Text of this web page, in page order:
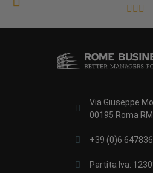
Via Giuseppe
00195 Roma RM
+39 (0)6
Partita Iva: